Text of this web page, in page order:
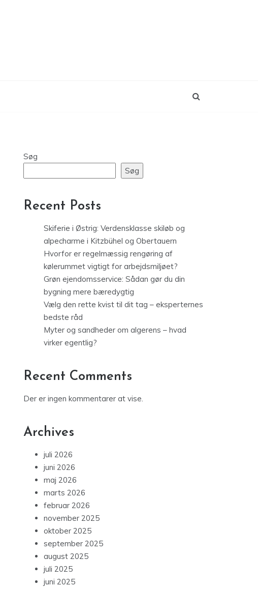
Søg
Søg
Recent Posts
Skiferie i Østrig: Verdensklasse skiløb og
alpecharme i Kitzbühel og Obertauern
Hvorfor er regelmæssig rengøring af
kølerummet vigtigt for arbejdsmiljøet?
Grøn ejendomsservice: Sådan gør du din
bygning mere bæredygtig
Vælg den rette kvist til dit tag – eksperternes
bedste råd
Myter og sandheder om algerens – hvad
virker egentlig?
Recent Comments
Der er ingen kommentarer at vise.
Archives
juli 2026
juni 2026
maj 2026
marts 2026
februar 2026
november 2025
oktober 2025
september 2025
august 2025
juli 2025
juni 2025